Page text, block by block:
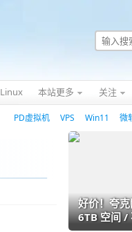
Linux 本站更多 关注
PD虚拟机 VPS Win11 微
好价！夸
6TB 空间 /